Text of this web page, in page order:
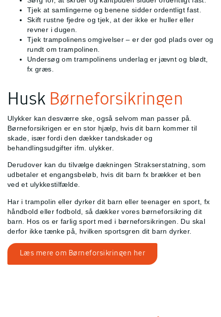
Tjek at samlingerne og benene sidder ordentligt fast.
Skift rustne fjedre og tjek, at der ikke er huller eller
revner i dugen.
Tjek trampolinens omgivelser – er der god plads over og
rundt om trampolinen.
Undersøg om trampolinens underlag er jævnt og blødt,
fx græs.
Husk Børneforsikringen
Ulykker kan desværre ske, også selvom man passer på.
Børneforsikrigen er en stor hjælp, hvis dit barn kommer til
skade, især fordi den dækker tandskader og
behandlingsudgifter ifm. ulykker.
Derudover kan du tilvælge dækningen Strakserstatning, som
udbetaler et engangsbeløb, hvis dit barn fx brækker et ben
ved et ulykkestilfælde.
Har i trampolin eller dyrker dit barn eller teenager en sport, fx
håndbold eller fodbold, så dækker vores børneforsikring dit
barn. Hos os er farlig sport med i børneforsikringen. Du skal
derfor ikke tænke på, hvilken sportsgren dit barn dyrker.
Læs mere om Børneforsikringen her